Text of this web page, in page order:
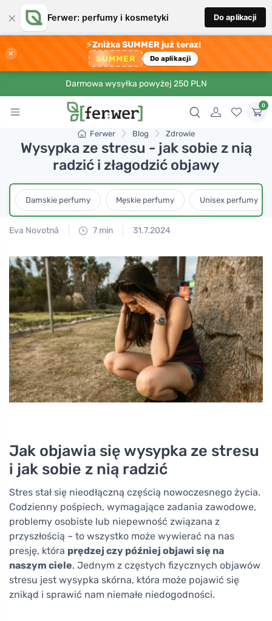
× Ferwer: perfumy i kosmetyki Do aplikacji
×
⚡Zniżka SUMMER już teraz!
SUMMER Do aplikacji
Darmowa wysyłka powyżej 250 PLN
0
Ferwer Blog Zdrowie
Wysypka ze stresu - jak sobie z nią
radzić i złagodzić objawy
Damskie perfumy Męskie perfumy Unisex perfumy
Eva Novotná 7 min 31.7.2024
Jak objawia się wysypka ze stresu
i jak sobie z nią radzić
Stres stał się nieodłączną częścią nowoczesnego życia.
Codzienny pośpiech, wymagające zadania zawodowe,
problemy osobiste lub niepewność związana z
przyszłością – to wszystko może wywierać na nas
presję, która prędzej czy później objawi się na
naszym ciele. Jednym z częstych fizycznych objawów
stresu jest wysypka skórna, która może pojawić się
znikąd i sprawić nam niemałe niedogodności.